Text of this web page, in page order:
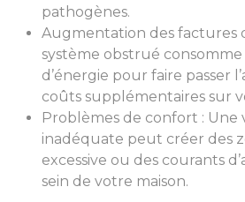
pathogènes.
Augmentation des factures
système obstrué
d’énergie pour faire passer
coûts supplémentaires sur
Problèmes de confort : Une
inadéquate peut créer des
excessive ou des courants
sein de votre maison.